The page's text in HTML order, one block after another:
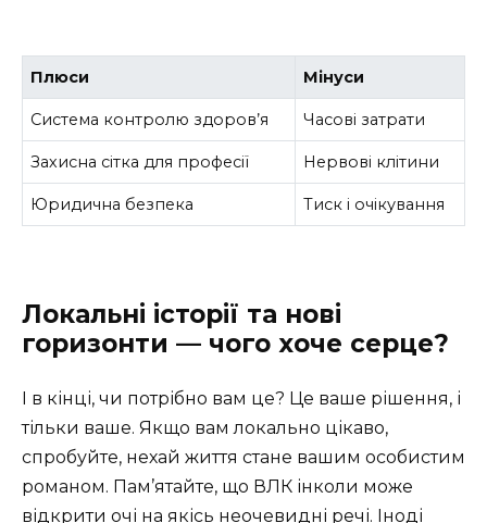
Плюси Мінуси
Система контролю здоров’я Часові затрати
Захисна сітка для професії Нервові клітини
Юридична безпека Тиск і очікування
Локальні історії та нові
горизонти — чого хоче серце?
І в кінці, чи потрібно вам це? Це ваше рішення, і
тільки ваше. Якщо вам локально цікаво,
спробуйте, нехай життя стане вашим особистим
романом. Пам’ятайте, що ВЛК інколи може
відкрити очі на якісь неочевидні речі. Іноді